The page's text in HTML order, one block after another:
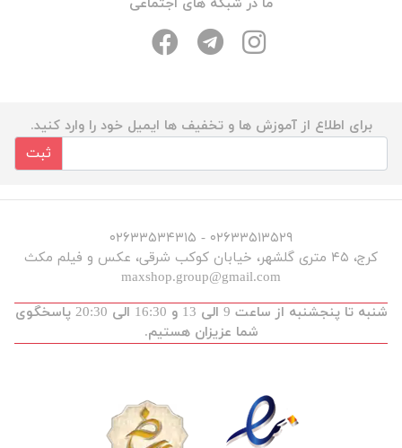
ما در شبکه های اجتماعی
برای اطلاع از آموزش ها و تخفیف ها ایمیل خود را وارد کنید.
ثبت
۰۲۶۳۳۵۱۳۵۲۹ - ۰۲۶۳۳۵۳۴۳۱۵
کرج، ۴۵ متری گلشهر، خیابان کوکب شرقی، عکس و فیلم مکث
maxshop.group@gmail.com
شنبه تا پنجشنبه از ساعت 9 الی 13 و 16:30 الی 20:30 پاسخگوی
شما عزیزان هستیم.